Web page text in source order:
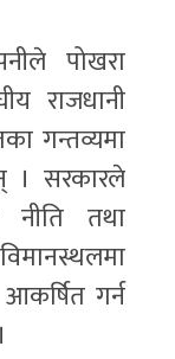
पोखरा
राजधानी
गन्तव्यमा
। सरकारले
तथा
आकर्षित गर्न